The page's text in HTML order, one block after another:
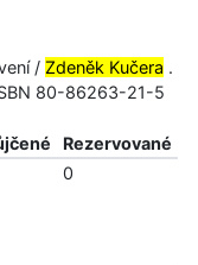
/ Zdeněk Kučera .
80-86263-21-5
Rezervované
0